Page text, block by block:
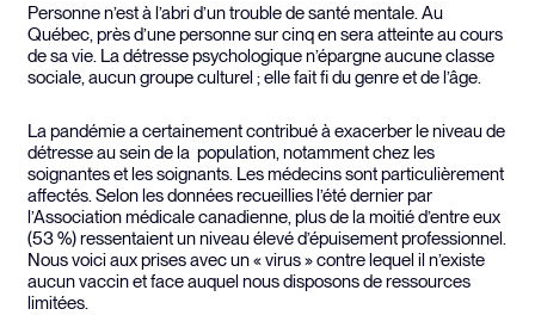
Personne n’est à l’abri d’un trouble de santé mentale. Au
Québec, près d’une personne sur cinq en sera atteinte au cours
de sa vie. La détresse psychologique n’épargne aucune classe
sociale, aucun groupe culturel ; elle fait fi du genre et de l’âge.
La pandémie a certainement contribué à exacerber le niveau de
détresse au sein de la population, notamment chez les
soignantes et les soignants. Les médecins sont particulièrement
affectés. Selon les données recueillies l’été dernier par
l’Association médicale canadienne, plus de la moitié d’entre eux
(53 %) ressentaient un niveau élevé d’épuisement professionnel.
Nous voici aux prises avec un « virus » contre lequel il n’existe
aucun vaccin et face auquel nous disposons de ressources
limitées.